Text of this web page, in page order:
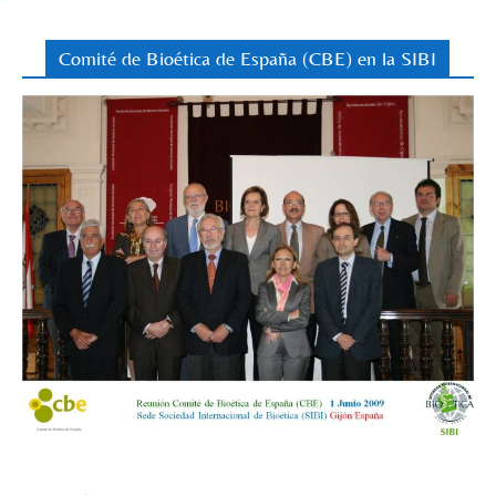
Comité de Bioética de España (CBE) en la SIBI